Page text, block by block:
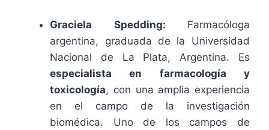
Graciela Spedding: Farmacóloga
argentina, graduada de la Universidad
Nacional de La Plata, Argentina. Es
especialista en farmacología y
toxicología, con una amplia experiencia
en el campo de la investigación
biomédica. Uno de los campos de